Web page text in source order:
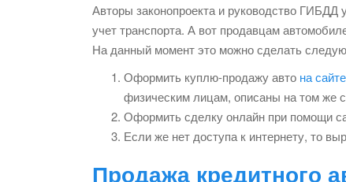
Авторы законопроекта и руководство ГИБДД
учет транспорта. А вот продавцам
На данный момент это можно сделать
Оформить куплю-продажу авто на
физическим лицам, описаны на том же
Оформить сделку онлайн при помощи
Если же нет доступа к интернету, то
Продажа кредитного